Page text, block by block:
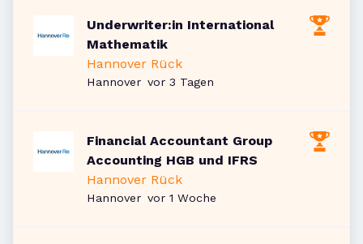
Underwriter:in International
Mathematik
Hannover Rück
Hannover Veröffentlicht
vor 3 Tagen
Financial Accountant Group
Accounting HGB und IFRS
Hannover Rück
Hannover Veröffentlicht
vor 1 Woche